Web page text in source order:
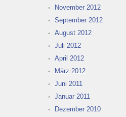
November 2012
September 2012
August 2012
Juli 2012
April 2012
März 2012
Juni 2011
Januar 2011
Dezember 2010